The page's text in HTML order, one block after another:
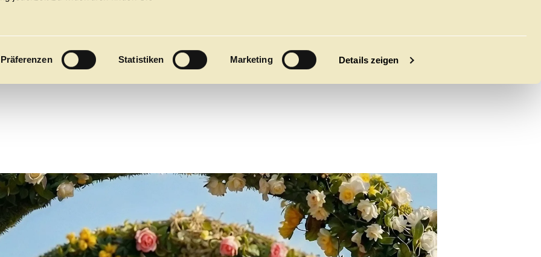
Präferenzen Statistiken Marketing Details zeigen
KALENDER
Alle Oper Ballett Konzert
ÜBER UNS
Ihr Besuch Führungen Jobs Kontakt
DANKE MEIN KONTO
Alexei Ratmansky